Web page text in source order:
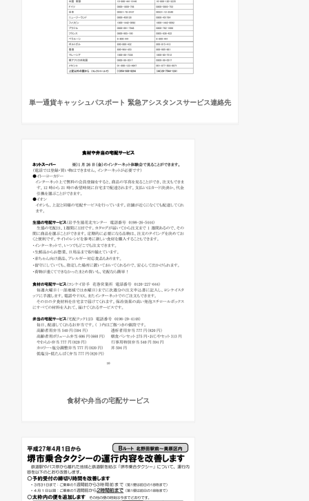
単一通貨キャッシュパスポート 緊急アシスタンスサービス連絡先
食材や弁当の宅配サービス